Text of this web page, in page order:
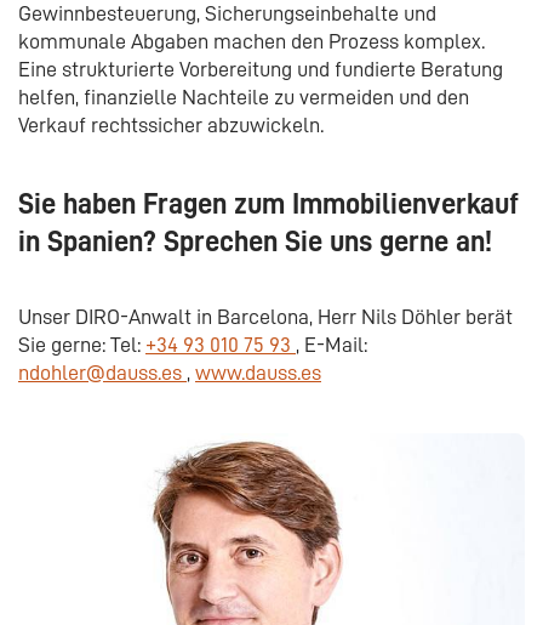
Gewinnbesteuerung, Sicherungseinbehalte und
kommunale Abgaben machen den Prozess komplex.
Eine strukturierte Vorbereitung und fundierte Beratung
helfen, finanzielle Nachteile zu vermeiden und den
Verkauf rechtssicher abzuwickeln.
Sie haben Fragen zum Immobilienverkauf
in Spanien? Sprechen Sie uns gerne an!
Unser DIRO-Anwalt in Barcelona, Herr Nils Döhler berät
Sie gerne: Tel: +34 93 010 75 93 , E-Mail:
ndohler@dauss.es , www.dauss.es